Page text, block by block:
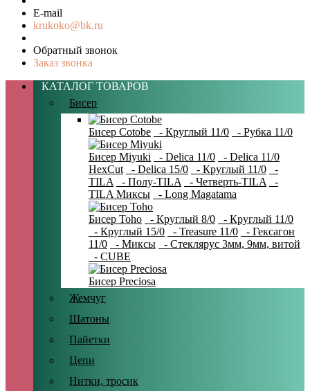
E-mail
krukoko@bk.ru
Обратный звонок
Заказ звонка
КАТАЛОГ ТОВАРОВ
Бисер
Бисер Cotobe - Круглый 11/0 - Рубка 11/0
Бисер Miyuki - Delica 11/0
- Delica 11/0
HexCut
- Delica 15/0 - Круглый 11/0
-
TILA
- Полу-TILA - Четверть-TILA
-
TILA Миксы
- Long Magatama
Бисер Toho - Круглый 8/0
- Круглый 11/0
- Круглый 15/0
- Treasure 11/0
- Гексагон
11/0
- Миксы
- Стеклярус 3мм, 9мм, витой
- CUBE
Бисер Preciosa
Жемчуг
Шатоны
Пайетки
Цепи
Нитки, тросик